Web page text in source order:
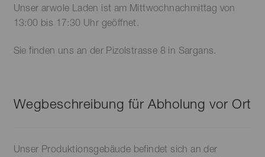
Unser arwole Laden ist am Mittwochnachmittag von
13:00 bis 17:30 Uhr geöffnet.
Sie finden uns an der Pizolstrasse 8 in Sargans.
Wegbeschreibung für Abholung vor Ort
Unser Produktionsgebäude befindet sich an der